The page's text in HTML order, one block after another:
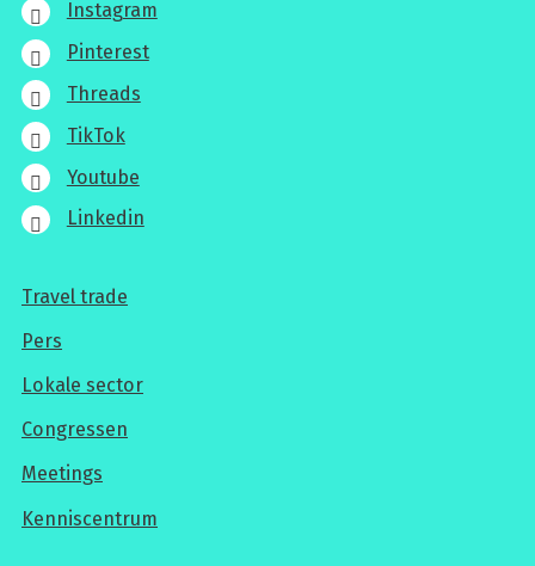
Instagram
Pinterest
Threads
TikTok
Youtube
Linkedin
Voor
professionals
Travel trade
Pers
Lokale sector
Congressen
Meetings
Kenniscentrum